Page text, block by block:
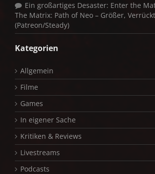
Ein großartiges Desaster: Enter the
The Matrix: Path of Neo – Größer,
(Patreon/Steady)
Kategorien
Allgemein
Filme
Games
In eigener Sache
Kritiken & Reviews
Livestreams
Podcasts